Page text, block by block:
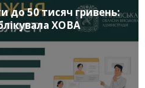
до 50 тисяч гривень:
ХОВА